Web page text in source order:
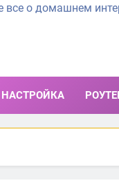
о домашнем
НАСТРОЙКА